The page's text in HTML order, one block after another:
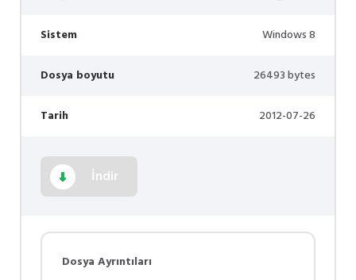
Sistem Windows 8
Dosya boyutu 26493 bytes
Tarih 2012-07-26
İndir
Dosya Ayrıntıları